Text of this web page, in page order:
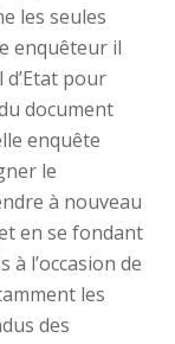
les seules
enquêteur il
d’Etat pour
document
enquête
le
à nouveau
en se fondant
à l’occasion de
les
des